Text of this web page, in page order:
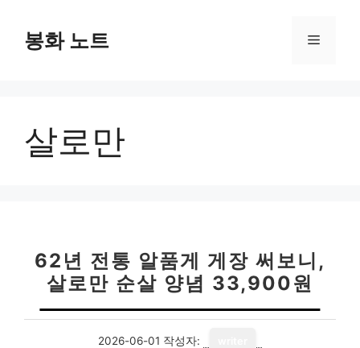
봉화 노트 메
살로만
62년 전통 알품게 게장 써보니,
살로만 순살 양념 33,900원
2026-06-01 작성자: